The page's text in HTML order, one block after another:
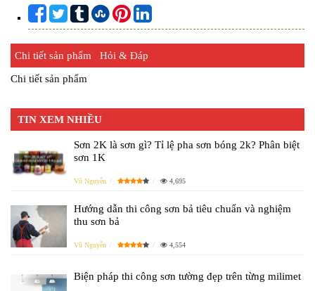
Chi tiết sản phẩm Hỏi & Đáp
Chi tiết sản phẩm
TIN XEM NHIỀU
Sơn 2K là sơn gì? Tỉ lệ pha sơn bóng 2k? Phân biệt
sơn 1K
Vũ Nguyễn 4,695
Hướng dẫn thi công sơn bả tiêu chuẩn và nghiệm
thu sơn bả
Vũ Nguyễn 4,554
Biện pháp thi công sơn tường đẹp trên từng milimet